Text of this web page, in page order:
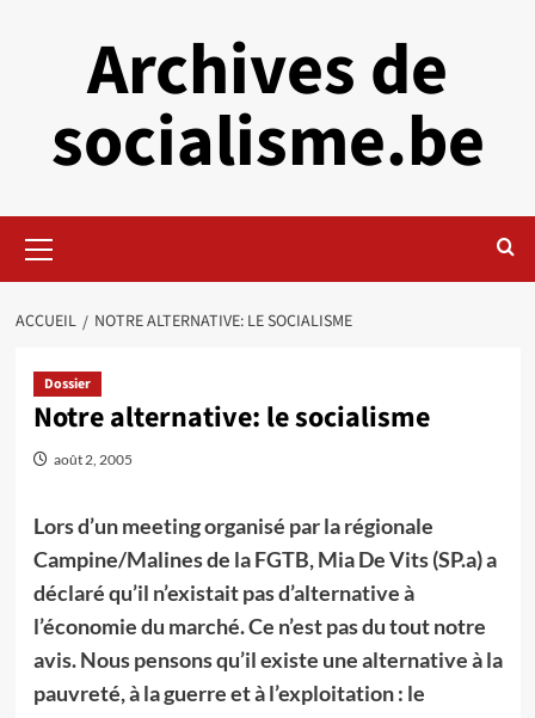
Archives de
socialisme.be
principal
ACCUEIL NOTRE ALTERNATIVE: LE SOCIALISME
Dossier
Notre alternative: le socialisme
août 2, 2005
Lors d’un meeting organisé par la régionale
Campine/Malines de la FGTB, Mia De Vits (SP.a) a
déclaré qu’il n’existait pas d’alternative à
l’économie du marché. Ce n’est pas du tout notre
avis. Nous pensons qu’il existe une alternative à la
pauvreté, à la guerre et à l’exploitation : le